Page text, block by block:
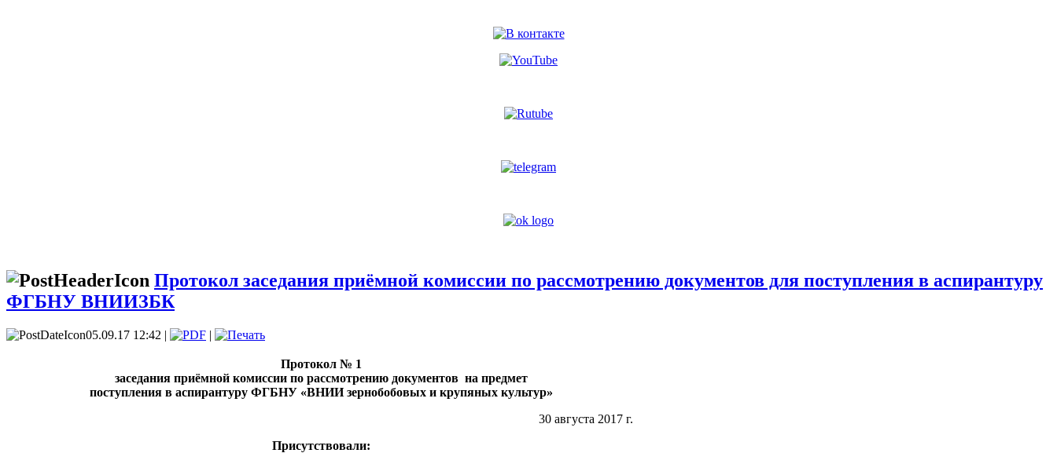
Протокол заседания приёмной комиссии по рассмотрению документов для поступления в аспирантуру
ФГБНУ ВНИИЗБК
05.09.17 12:42 | |
Протокол № 1
заседания приёмной комиссии по рассмотрению документов на предмет
поступления в аспирантуру ФГБНУ «ВНИИ зернобобовых и крупяных культур»
30 августа 2017 г.
Присутствовали: